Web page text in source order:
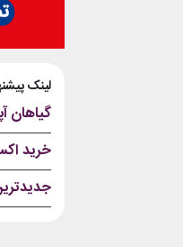
لینک
گیاهان
خرید
جدیدترین کالکشن